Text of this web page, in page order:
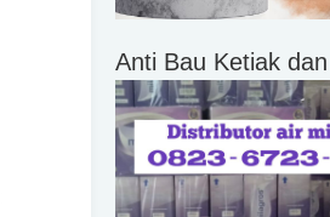
Anti Bau Ketiak